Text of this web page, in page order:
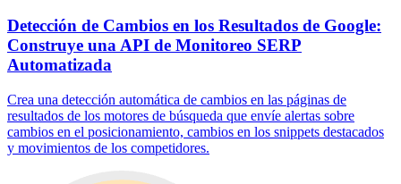
Detección de Cambios en los Resultados de Google:
Construye una API de Monitoreo SERP
Automatizada
Crea una detección automática de cambios en las páginas de
resultados de los motores de búsqueda que envíe alertas sobre
cambios en el posicionamiento, cambios en los snippets destacados
y movimientos de los competidores.